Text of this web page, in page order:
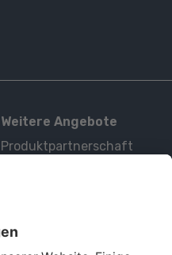
Weitere Angebote
Produktpartnerschaft
Für Interessenten